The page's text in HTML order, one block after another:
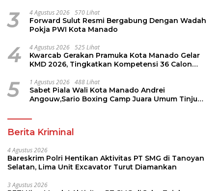
3 4 Agustus 2026 570 Lihat
Forward Sulut Resmi Bergabung Dengan Wadah
Pokja PWI Kota Manado
4 4 Agustus 2026 525 Lihat
Kwarcab Gerakan Pramuka Kota Manado Gelar
KMD 2026, Tingkatkan Kompetensi 36 Calon
5 1 Agustus 2026 488 Lihat
Sabet Piala Wali Kota Manado Andrei
Angouw,Sario Boxing Camp Juara Umum Tinju
Berita Kriminal
4 Agustus 2026
Bareskrim Polri Hentikan Aktivitas PT SMG di Tanoyan
Selatan, Lima Unit Excavator Turut Diamankan
3 Agustus 2026